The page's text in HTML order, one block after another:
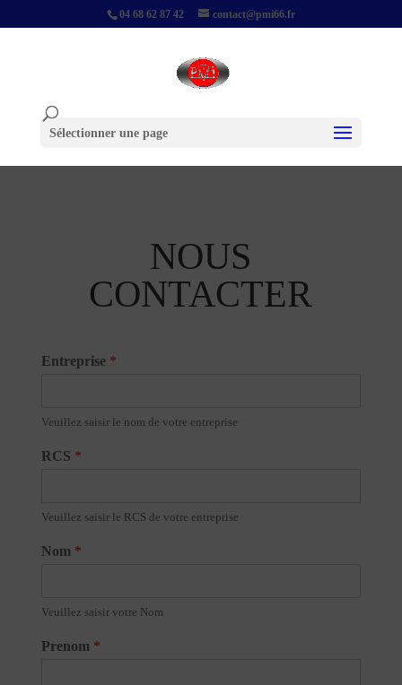
04 68 62 87 42 contact@pmi66.fr
Sélectionner une page
NOUS
CONTACTER
Entreprise *
Veuillez saisir le nom de votre entreprise
RCS *
Veuillez saisir le RCS de votre entreprise
Nom *
Veuillez saisir votre Nom
Prenom *